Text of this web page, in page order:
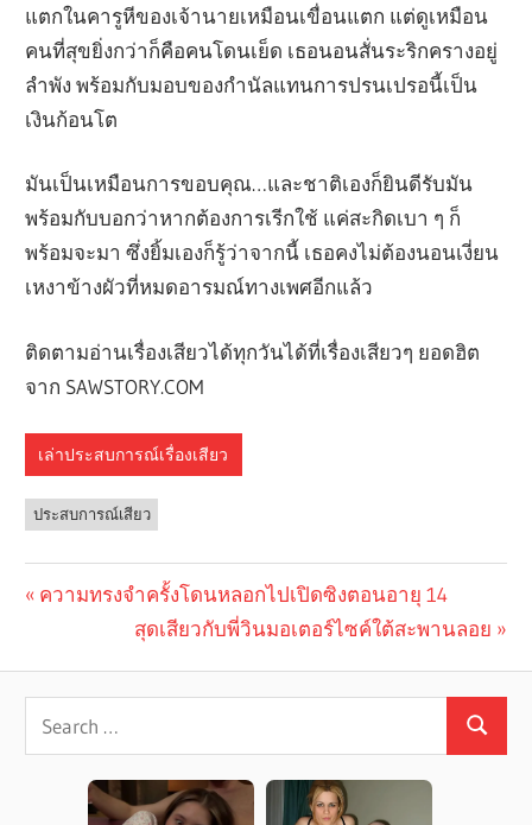
แตกในคารูหีของเจ้านายเหมือนเขื่อนแตก แต่ดูเหมือน
คนที่สุขยิ่งกว่าก็คือคนโดนเย็ด เธอนอนสั่นระริกครางอยู่
ลำพัง พร้อมกับมอบของกำนัลแทนการปรนเปรอนี้เป็น
เงินก้อนโต
มันเป็นเหมือนการขอบคุณ…และชาติเองก็ยินดีรับมัน
พร้อมกับบอกว่าหากต้องการเรีกใช้ แค่สะกิดเบา ๆ ก็
พร้อมจะมา ซึ่งยิ้มเองก็รู้ว่าจากนี้ เธอคงไม่ต้องนอนเงี่ยน
เหงาข้างผัวที่หมดอารมณ์ทางเพศอีกแล้ว
ติดตามอ่านเรื่องเสียวได้ทุกวันได้ที่เรื่องเสียวๆ ยอดฮิต
จาก SAWSTORY.COM
เล่าประสบการณ์เรื่องเสียว
ประสบการณ์เสียว
navigation
Previous
ความทรงจำครั้งโดนหลอกไปเปิดซิงตอนอายุ 14
Next
สุดเสียวกับพี่วินมอเตอร์ไซค์ใต้สะพานลอย